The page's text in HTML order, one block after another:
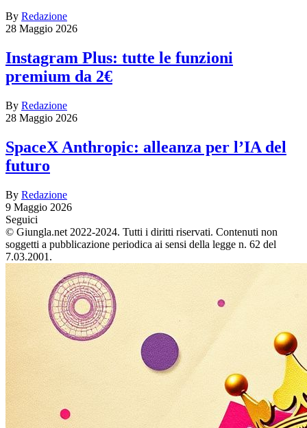
By Redazione
28 Maggio 2026
Instagram Plus: tutte le funzioni
premium da 2€
By Redazione
28 Maggio 2026
SpaceX Anthropic: alleanza per l’IA del
futuro
By Redazione
9 Maggio 2026
Seguici
© Giungla.net 2022-2024. Tutti i diritti riservati. Contenuti non
soggetti a pubblicazione periodica ai sensi della legge n. 62 del
7.03.2001.